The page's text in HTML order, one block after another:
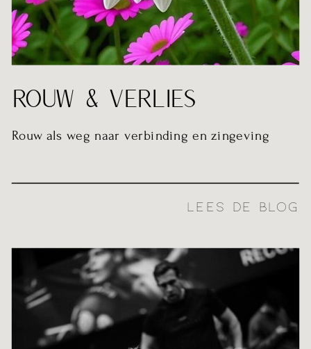
LEES DE BLOG
Rouw als weg naar verbinding en zingeving
ROUW & VERLIES